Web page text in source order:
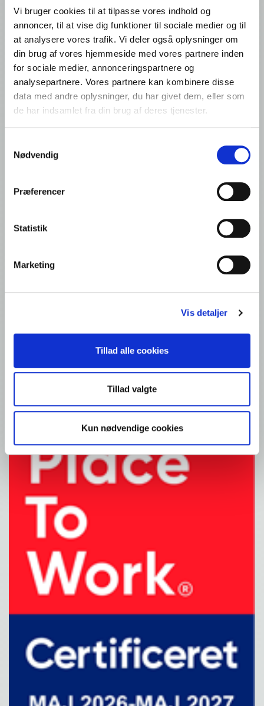
Vi bruger cookies til at tilpasse vores indhold og
annoncer, til at vise dig funktioner til sociale medier og til
at analysere vores trafik. Vi deler også oplysninger om
din brug af vores hjemmeside med vores partnere inden
for sociale medier, annonceringspartnere og
analysepartnere. Vores partnere kan kombinere disse
data med andre oplysninger, du har givet dem, eller som
de har indsamlet fra din brug af deres tjenester.
Nødvendig
Præferencer
Statistik
Marketing
Vis detaljer
Tillad alle cookies
Tillad valgte
Kun nødvendige cookies
Produkt
Ardo NV Denmark Office
Filial af Ardo NV, Belgien
Romsøvej 25
5800 Nyborg
Denmark
Tlf.: +45 65 310 310
Kontakt foodservice
Foodservice: Produkter
Kontakt os